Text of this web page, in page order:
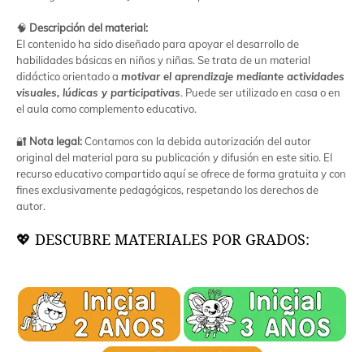
🧠 Descripción del material:
El contenido ha sido diseñado para apoyar el desarrollo de
habilidades básicas en niños y niñas. Se trata de un material
didáctico orientado a motivar el aprendizaje mediante actividades
visuales, lúdicas y participativas. Puede ser utilizado en casa o en
el aula como complemento educativo.
🔐 Nota legal:Contamos con la debida autorización del autor
original del material para su publicación y difusión en este sitio. El
recurso educativo compartido aquí se ofrece de forma gratuita y con
fines exclusivamente pedagógicos, respetando los derechos de
autor.
💖 DESCUBRE MATERIALES POR GRADOS: